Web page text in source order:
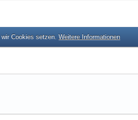
wir Cookies setzen.Weitere Informationen